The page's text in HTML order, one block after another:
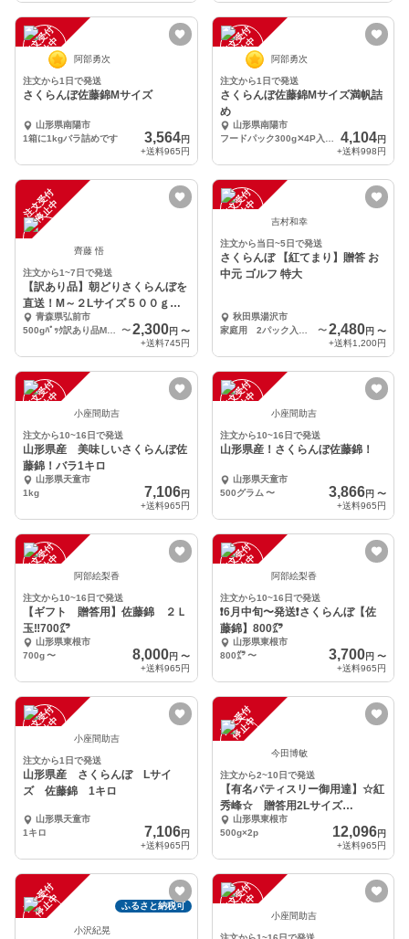
注
文
受
付
停
止
中 阿部勇次
注文から1日で発送
さくらんぼ佐藤錦Mサイズ
山形県南陽市
1箱に1kgバラ詰めです
3,564円
+送料965円
注
文
受
付
停
止
中 阿部勇次
注文から1日で発送
さくらんぼ佐藤錦Mサイズ満帆詰
め
山形県南陽市
4,104円
+送料998円
注
文
受
付
停
止
中
齊藤 悟
注文から1~7日で発送
【訳あり品】朝どりさくらんぼを
直送！M～２Lサイズ５００ｇ前
後（紅秀峰又は佐藤錦
青森県弘前市
〜 2,300円 〜
+送料745円
注
文
受
付
停
止
中 吉村和幸
注文から当日~5日で発送
さくらんぼ 【紅てまり】贈答 お
中元 ゴルフ 特大
秋田県湯沢市
〜2,480円 〜
+送料1,200円
注
文
受
付
停
止
中 小座間助吉
注文から10~16日で発送
山形県産 美味しいさくらんぼ佐
藤錦！バラ1キロ
山形県天童市
1kg
7,106円
+送料965円
注
文
受
付
停
止
中 小座間助吉
注文から10~16日で発送
山形県産！さくらんぼ佐藤錦！
山形県天童市
500グラム 〜 3,866円 〜
+送料965円
注
文
受
付
停
止
中 阿部絵梨香
注文から10~16日で発送
【ギフト 贈答用】佐藤錦 ２Ｌ
玉‼️700㌘
山形県東根市
700g〜 8,000円 〜
+送料965円
注
文
受
付
停
止
中 阿部絵梨香
注文から10~16日で発送
❗️6月中旬〜発送❗️さくらんぼ【佐
藤錦】800㌘
山形県東根市
800㌘ 〜 3,700円 〜
+送料965円
注
文
受
付
停
止
中 小座間助吉
注文から1日で発送
山形県産 さくらんぼ Lサイ
ズ 佐藤錦 1キロ
山形県天童市
1キロ
7,106円
+送料965円
注
文
受
付
停
止
中
今田博敏
注文から2~10日で発送
【有名パティスリー御用達】☆紅
秀峰☆ 贈答用2Lサイズ
500g×2p
山形県東根市
500g×2p
12,096円
+送料965円
注
文
受
付
停
止
中 ふるさと納税可
小沢紀晃
注
文
受
付
停
止
中 小座間助吉